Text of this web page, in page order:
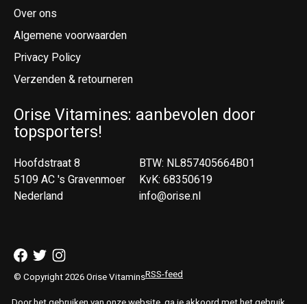
Over ons
Algemene voorwaarden
Privacy Policy
Verzenden & retourneren
Orise Vitamines: aanbevolen door
topsporters!
Hoofdstraat 8
5109 AC 's Gravenmoer
Nederland
BTW: NL857405664B01
KvK: 68350619
info@orise.nl
© Copyright 2026 Orise VitaminsRSS-feed